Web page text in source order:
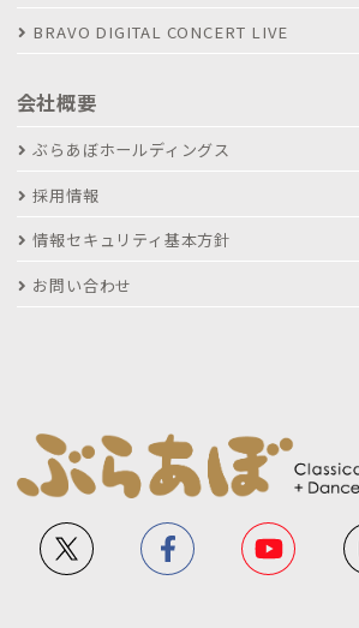
BRAVO DIGITAL CONCERT LIVE
会社概要
ぶらあぼホールディングス
採用情報
情報セキュリティ基本方針
お問い合わせ